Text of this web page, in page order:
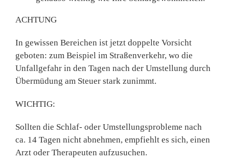
ACHTUNG
In gewissen Bereichen ist jetzt doppelte Vorsicht
geboten: zum Beispiel im Straßenverkehr, wo die
Unfallgefahr in den Tagen nach der Umstellung durch
Übermüdung am Steuer stark zunimmt.
WICHTIG:
Sollten die Schlaf- oder Umstellungsprobleme nach
ca. 14 Tagen nicht abnehmen, empfiehlt es sich, einen
Arzt oder Therapeuten aufzusuchen.